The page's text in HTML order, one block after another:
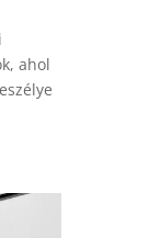
ahol